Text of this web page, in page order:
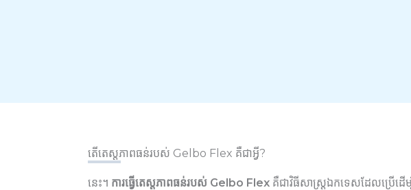
តើតេស្តភាពធន់របស់ Gelbo Flex គឺជាអ្វី?
នេះ។ ការធ្វើតេស្តភាពធន់របស់ Gelbo Flex គឺជាវិធីសាស្រ្តឯកទេសដែលប្រើដ